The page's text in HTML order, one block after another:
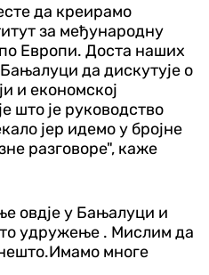
да креирамо
за међународну
Европи. Доста наших
да дискутује о
и економској
што је руководство
јер идемо у бројне
разговоре", каже
овдје у Бањалуци и
удружење . Мислим да
многе